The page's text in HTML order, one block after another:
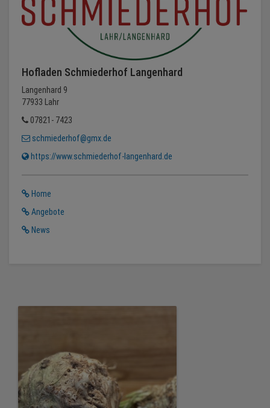
Hofladen Schmiederhof Langenhard
Langenhard 9
77933 Lahr
07821- 7423
schmiederhof@gmx.de
https://www.schmiederhof-langenhard.de
Home
Angebote
News